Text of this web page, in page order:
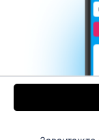
Новини Work.ua
Роботодавцю
© 2006–2026